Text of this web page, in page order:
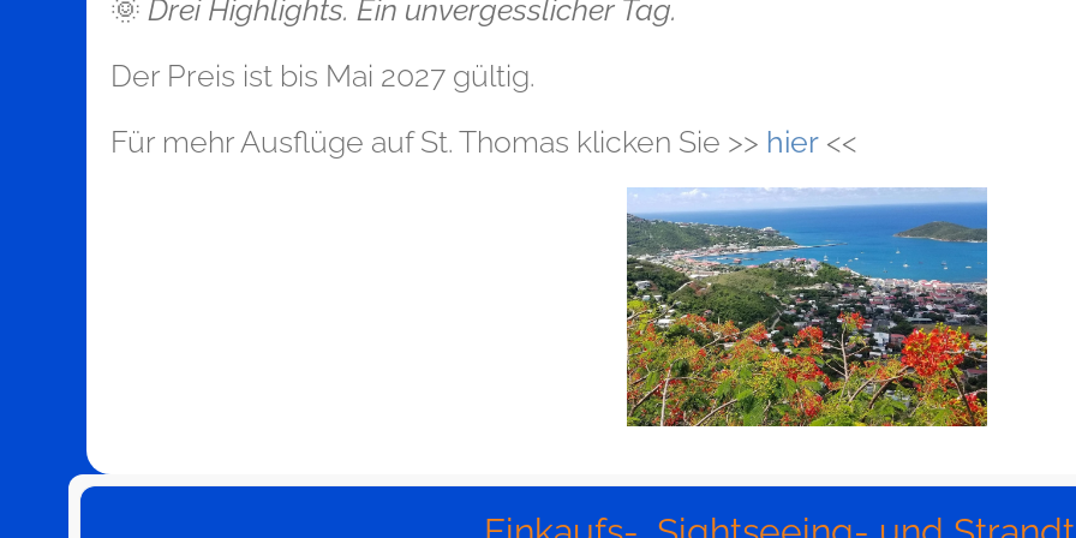
🌞 Drei Highlights. Ein unvergesslicher Tag.
Der Preis ist bis Mai 2027 gültig.
Für mehr Ausflüge auf St. Thomas klicken Sie >> hier <<